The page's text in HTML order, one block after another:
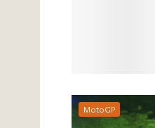
MotoGP